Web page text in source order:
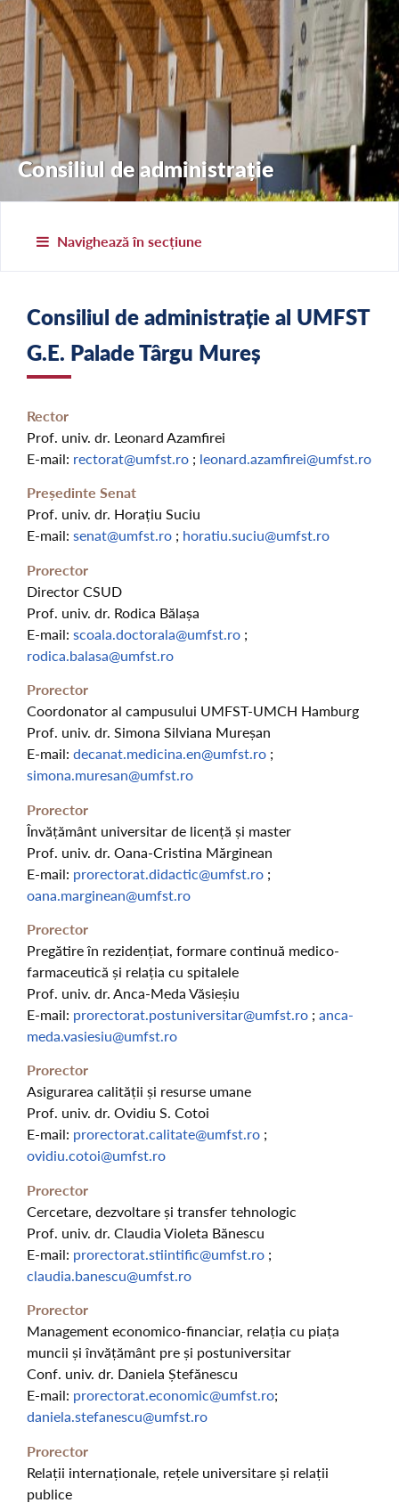
Consiliul de administrație
Navighează în secțiune
Consiliul de administrație al UMFST
G.E. Palade Târgu Mureș
Rector
Prof. univ. dr. Leonard Azamfirei
E-mail: rectorat@umfst.ro ; leonard.azamfirei@umfst.ro
Președinte Senat
Prof. univ. dr. Horațiu Suciu
E-mail: senat@umfst.ro ; horatiu.suciu@umfst.ro
Prorector
Director CSUD
Prof. univ. dr. Rodica Bălașa
E-mail: scoala.doctorala@umfst.ro ;
rodica.balasa@umfst.ro
Prorector
Coordonator al campusului UMFST-UMCH Hamburg
Prof. univ. dr. Simona Silviana Mureșan
E-mail: decanat.medicina.en@umfst.ro ;
simona.muresan@umfst.ro
Prorector
Învățământ universitar de licență și master
Prof. univ. dr. Oana-Cristina Mărginean
E-mail: prorectorat.didactic@umfst.ro ;
oana.marginean@umfst.ro
Prorector
Pregătire în rezidențiat, formare continuă medico-
farmaceutică și relația cu spitalele
Prof. univ. dr. Anca-Meda Văsieșiu
E-mail: prorectorat.postuniversitar@umfst.ro ; anca-
meda.vasiesiu@umfst.ro
Prorector
Asigurarea calității și resurse umane
Prof. univ. dr. Ovidiu S. Cotoi
E-mail: prorectorat.calitate@umfst.ro ;
ovidiu.cotoi@umfst.ro
Prorector
Cercetare, dezvoltare și transfer tehnologic
Prof. univ. dr. Claudia Violeta Bănescu
E-mail: prorectorat.stiintific@umfst.ro ;
claudia.banescu@umfst.ro
Prorector
Management economico-financiar, relația cu piața
muncii și învățământ pre și postuniversitar
Conf. univ. dr. Daniela Ștefănescu
E-mail: prorectorat.economic@umfst.ro;
daniela.stefanescu@umfst.ro
Prorector
Relații internaționale, rețele universitare și relații
publice